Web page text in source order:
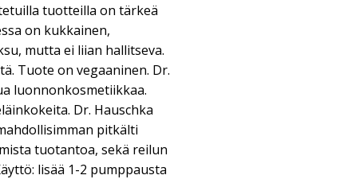
tuotteilla on tärkeä
on kukkainen,
mutta ei liian hallitseva.
Tuote on vegaaninen. Dr.
luonnonkosmetiikkaa.
Dr. Hauschka
pitkälti
tuotantoa, sekä reilun
lisää 1-2 pumppausta